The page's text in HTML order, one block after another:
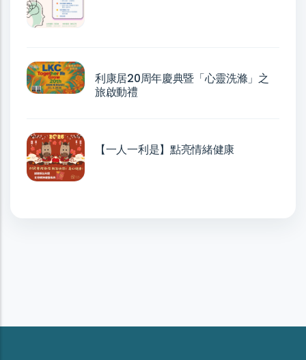
利康居20周年慶典暨「心靈洗滌」之
旅啟動禮
【一人一利是】點亮情緒健康